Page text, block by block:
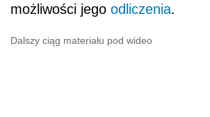
możliwości jego odliczenia.
Dalszy ciąg materiału pod wideo